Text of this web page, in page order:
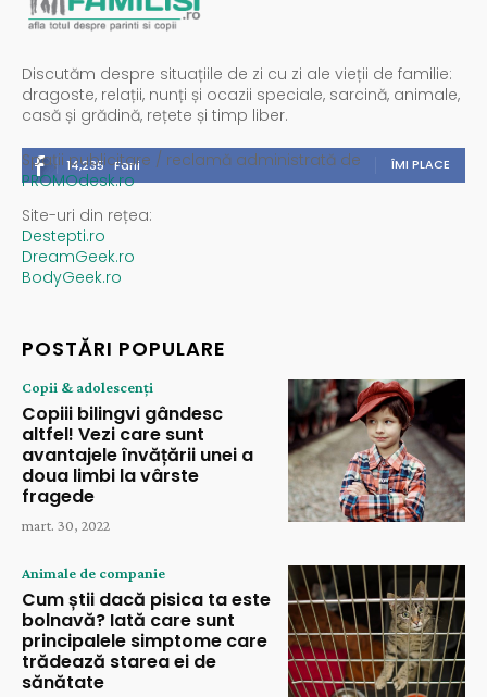
Discutăm despre situațiile de zi cu zi ale vieții de familie:
dragoste, relații, nunți și ocazii speciale, sarcină, animale,
casă și grădină, rețete și timp liber.
14,235 Fani ÎMI PLACE
Spații publicitare / reclamă administrată de
PROMOdesk.ro
Site-uri din rețea:
Destepti.ro
DreamGeek.ro
BodyGeek.ro
POSTĂRI POPULARE
Copii & adolescenți
Copiii bilingvi gândesc
altfel! Vezi care sunt
avantajele învățării unei a
doua limbi la vârste
fragede
mart. 30, 2022
Animale de companie
Cum știi dacă pisica ta este
bolnavă? Iată care sunt
principalele simptome care
trădează starea ei de
sănătate